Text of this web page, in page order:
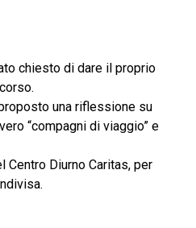
chiesto di dare il proprio
una riflessione su
“compagni di viaggio” e
Centro Diurno Caritas, per